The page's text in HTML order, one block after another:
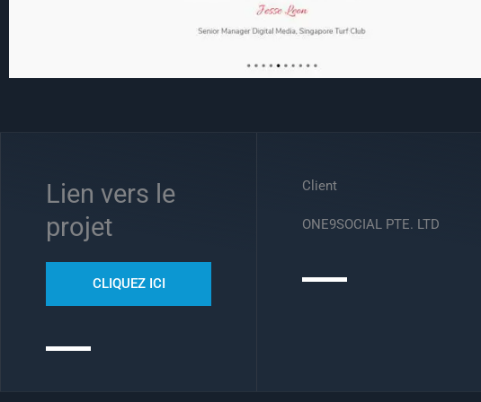
Lien vers le
projet
CLIQUEZ ICI
Client
ONE9SOCIAL PTE. LTD